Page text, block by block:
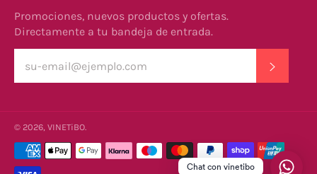
Promociones, nuevos productos y ofertas.
Directamente a tu bandeja de entrada.
© 2026, VINETiBO.
Métodos
de
Chat con vinetibo